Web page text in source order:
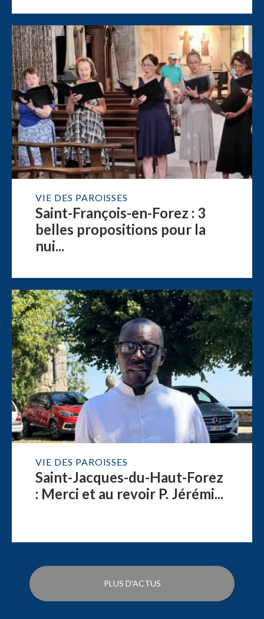
VIE DES PAROISSES
Saint-François-en-Forez : 3
belles propositions pour la
nui...
VIE DES PAROISSES
Saint-Jacques-du-Haut-Forez
: Merci et au revoir P. Jérémi...
PLUS D'ACTUS